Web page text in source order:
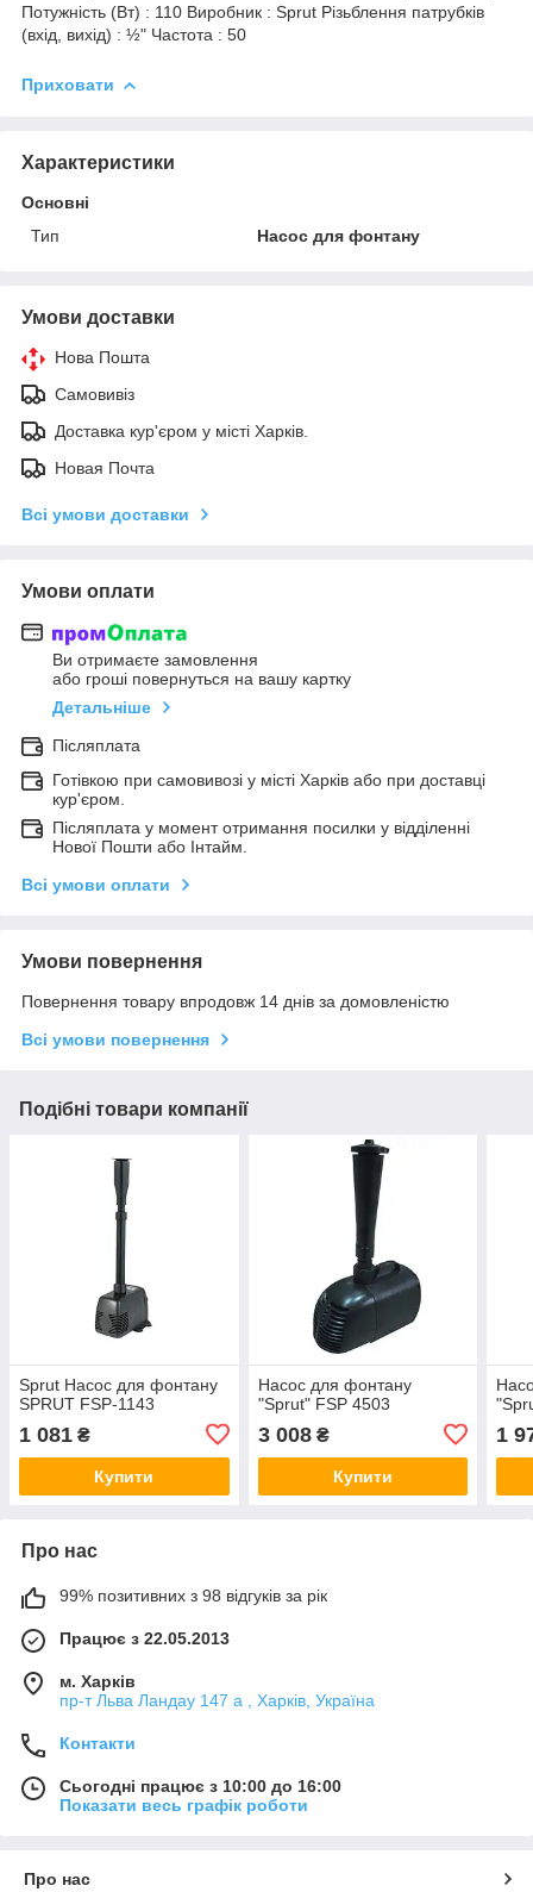
Потужність (Вт) : 110 Виробник : Sprut Різьблення патрубків
(вхід, вихід) : ½" Частота : 50
Приховати
Характеристики
Основні
Тип
Насос для фонтану
Умови доставки
Нова Пошта
Самовивіз
Доставка кур'єром у місті Харків.
Новая Почта
Всі умови доставки
Умови оплати
Ви отримаєте замовлення
або гроші повернуться на вашу картку
Детальніше
Післяплата
Готівкою при самовивозі у місті Харків або при доставці
кур'єром.
Післяплата у момент отримання посилки у відділенні
Нової Пошти або Інтайм.
Всі умови оплати
Умови повернення
Повернення товару впродовж 14 днів за домовленістю
Всі умови повернення
Подібні товари компанії
Sprut Насос для фонтану
SPRUT FSP-1143
1 081 ₴
Купити
Насос для фонтану
"Sprut" FSP 4503
3 008₴
Купити
1
Про нас
99% позитивних з 98 відгуків за рік
Працює з 22.05.2013
м. Харків
пр-т Льва Ландау 147 а , Харків, Україна
Контакти
Сьогодні працює з 10:00 до 16:00
Показати весь графік роботи
Про нас